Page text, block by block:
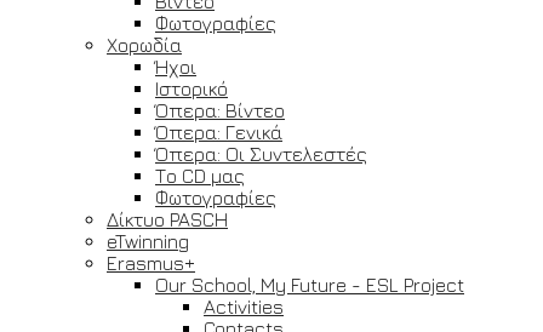
Φωτογραφίες
Χορωδία
Ήχοι
Ιστορικό
Όπερα: Βίντεο
Όπερα: Γενικά
Όπερα: Οι Συντελεστές
Το CD μας
Φωτογραφίες
Δίκτυο PASCH
eTwinning
Erasmus+
Our School, My Future - ESL Project
Activities